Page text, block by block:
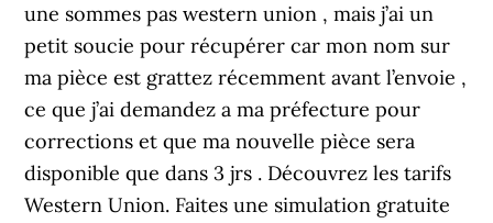
une sommes pas western union , mais j’ai un
petit soucie pour récupérer car mon nom sur
ma pièce est grattez récemment avant l’envoie ,
ce que j’ai demandez a ma préfecture pour
corrections et que ma nouvelle pièce sera
disponible que dans 3 jrs . Découvrez les tarifs
Western Union. Faites une simulation gratuite